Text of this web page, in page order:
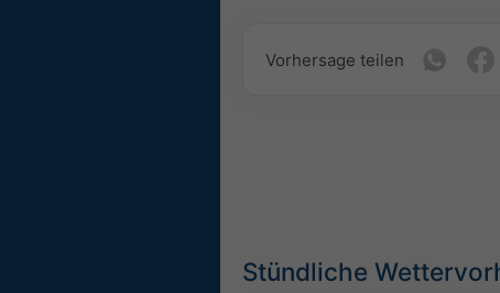
Vorhersage teilen
Stündliche